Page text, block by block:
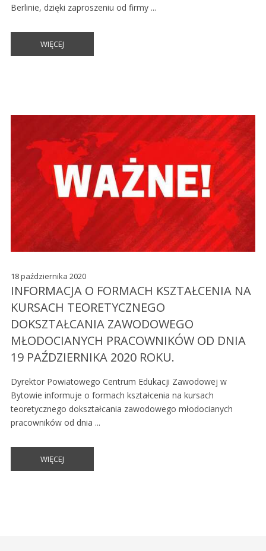
Berlinie, dzięki zaproszeniu od firmy ...
WIĘCEJ
18 października 2020
INFORMACJA O FORMACH KSZTAŁCENIA NA
KURSACH TEORETYCZNEGO
DOKSZTAŁCANIA ZAWODOWEGO
MŁODOCIANYCH PRACOWNIKÓW OD DNIA
19 PAŹDZIERNIKA 2020 ROKU.
Dyrektor Powiatowego Centrum Edukacji Zawodowej w
Bytowie informuje o formach kształcenia na kursach
teoretycznego dokształcania zawodowego młodocianych
pracowników od dnia ...
WIĘCEJ